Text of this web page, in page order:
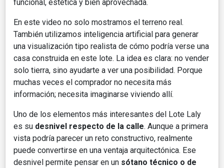
funcional, estética y bien aprovechada.
En este video no solo mostramos el terreno real.
También utilizamos inteligencia artificial para generar
una visualización tipo realista de cómo podría verse una
casa construida en este lote. La idea es clara: no vender
solo tierra, sino ayudarte a ver una posibilidad. Porque
muchas veces el comprador no necesita más
información; necesita imaginarse viviendo allí.
Uno de los elementos más interesantes del Lote Laly
es su desnivel respecto de la calle. Aunque a primera
vista podría parecer un reto constructivo, realmente
puede convertirse en una ventaja arquitectónica. Ese
desnivel permite pensar en un sótano técnico o de